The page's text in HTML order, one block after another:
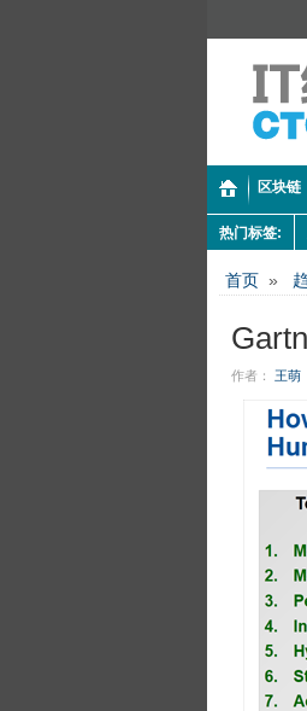
区块链
热门标签:
首页 »
作者： 王萌